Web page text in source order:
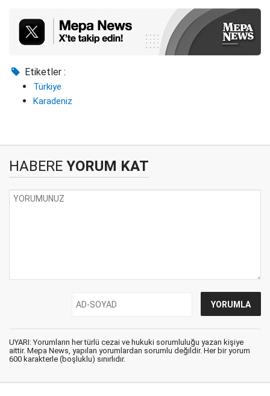
Etiketler :
Türkiye
Karadeniz
HABERE YORUM KAT
UYARI: Yorumların her türlü cezai ve hukuki sorumluluğu yazan kişiye
aittir. Mepa News, yapılan yorumlardan sorumlu değildir. Her bir yorum
600 karakterle (boşluklu) sınırlıdır.